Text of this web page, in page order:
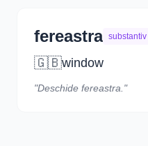
fereastra substantiv
🇬🇧window
"Deschide fereastra."